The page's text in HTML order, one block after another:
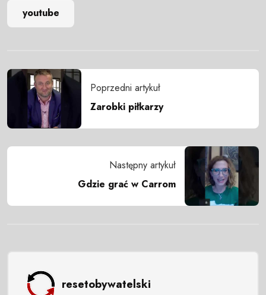
youtube
Poprzedni artykuł
Zarobki piłkarzy
Następny artykuł
Gdzie grać w Carrom
resetobywatelski